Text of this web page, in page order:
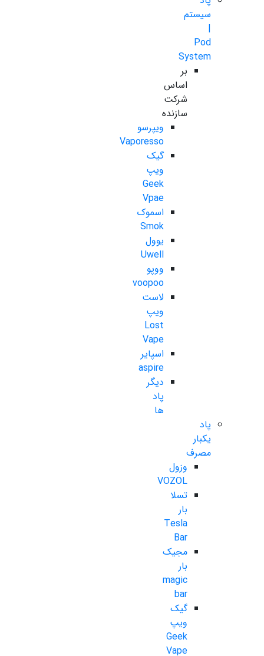
سیستم
|
Pod
System
بر
اساس
شرکت
سازنده
ویپرسو
Vaporesso
گیک
ویپ
Geek
Vpae
اسموک
Smok
یوول
Uwell
ووپو
voopoo
لاست
ویپ
Lost
Vape
اسپایر
aspire
دیگر
پاد
ها
پاد
یکبار
مصرف
وزول
VOZOL
تسلا
بار
Tesla
Bar
مجیک
بار
magic
bar
گیک
ویپ
Geek
Vape